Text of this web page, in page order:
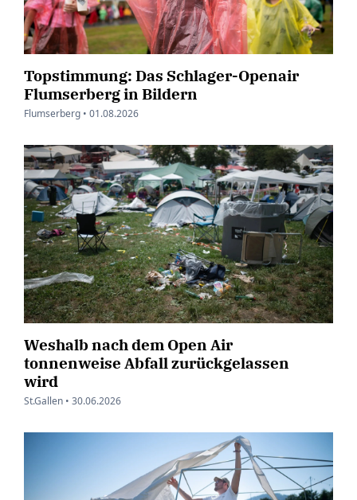
Topstimmung: Das Schlager-Openair
Flumserberg in Bildern
Flumserberg • 01.08.2026
Weshalb nach dem Open Air
tonnenweise Abfall zurückgelassen
wird
St.Gallen • 30.06.2026